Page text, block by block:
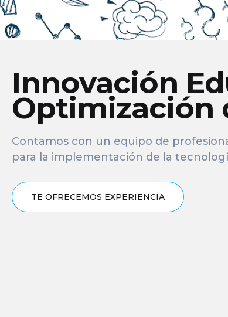
Innovación
Optimización
Contamos con un equipo de
para la implementación de la
TE OFRECEMOS EXPERIENCIA